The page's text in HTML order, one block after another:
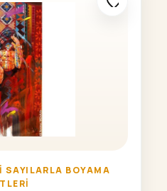
SAYILARLA BOYAMA